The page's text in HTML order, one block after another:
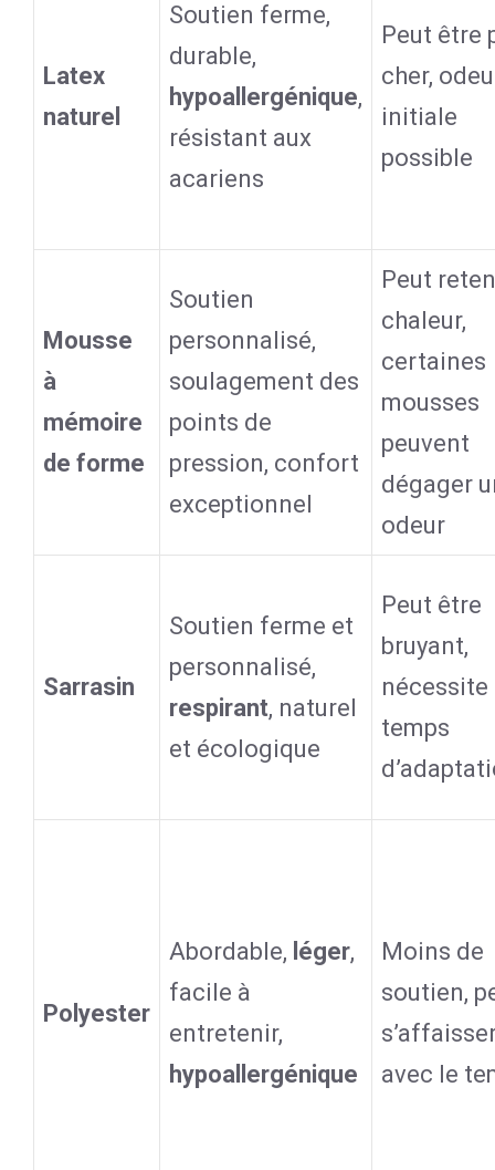
Latex
naturel
Soutien ferme,
durable,
hypoallergénique,
résistant aux
acariens
Peut être
cher,
initiale
possible
Mousse
à
mémoire
de forme
Soutien
personnalisé,
soulagement des
points de
pression, confort
exceptionnel
Peut
chaleur,
certaines
mousses
peuvent
dégager
odeur
Sarrasin
Soutien ferme et
personnalisé,
respirant, naturel
et écologique
Peut être
bruyant,
nécessite
temps
Polyester
Abordable, léger,
facile à
entretenir,
hypoallergénique
Moins de
soutien,
avec le